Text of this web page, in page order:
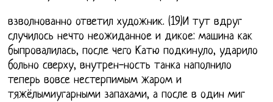
взволнованно ответил художник. (19)И тут вдруг
случилось нечто неожиданное и дикое: машина как
быпровалилась, после чего Катю подкинуло, ударило
больно сверху, внутрен-ность танка наполнило
теперь вовсе нестерпимым жаром и
тяжёлымиугарными запахами, а после в один миг